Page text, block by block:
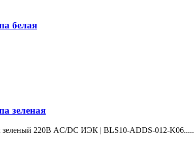
белая
зеленая
220В AC/DC ИЭК | BLS10-ADDS-012-K06.....